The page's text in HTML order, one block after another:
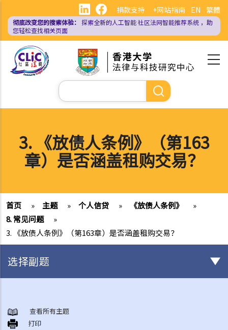
主
EN 繁體
捐款支持 +网站指南
彻底改变您的搜索体验： 探索全新的人工智能社区法网智能推荐系统 ，助
您轻松查找相关页面
搜
索
3. 《放债人条例》（第163
章）是否涵盖租购交易？
首页 » 主题 » 个人信贷 » 《放债人条例》
»
8. 常见问题
»
3. 《放债人条例》（第163章）是否涵盖租购交易？
选择副题
1. 谁需要获得放债人牌照？
2. 谁受到《放债人条例》（第163章）的保障？
查看所有主题
打印